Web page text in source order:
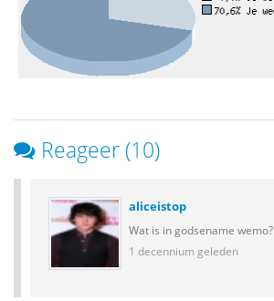
Reageer (10)
aliceistop
Wat is in godsename wemo?
1 decennium geleden